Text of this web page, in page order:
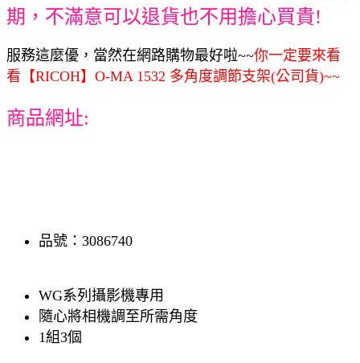
期，不滿意可以退貨也不用擔心買貴!
服務這麼優，當然在網路購物最好啦~~你一定要來看
看【RICOH】O-MA 1532 多角度調節支架(公司貨)~~
商品網址:
品號：3086740
WG系列攝影機專用
隨心將相機調至所需角度
1組3個